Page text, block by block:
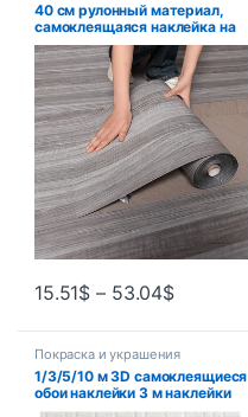
40 см рулонный материал,
самоклеящаяся наклейка на
стену под дерево, напольная
наклейка, фон, украшение
стены, спальня, кухня,
водонепроницаемая
15.51$ – 53.04$
Покраска и украшения
1/3/5/10 м 3D самоклеящиеся
обои наклейки 3 м наклейки
на кирпичную стену